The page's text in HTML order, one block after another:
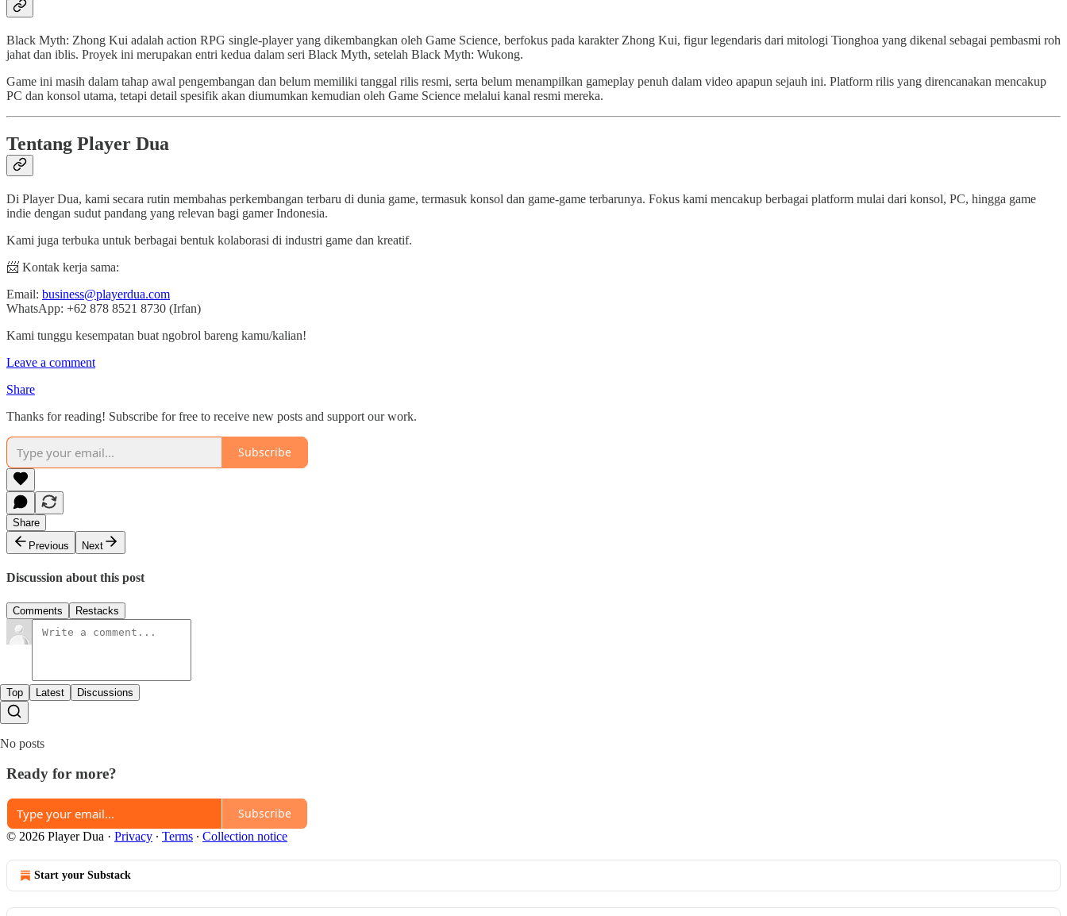
Black Myth: Zhong Kui adalah action RPG single-player yang dikembangkan oleh Game Science, berfokus pada karakter Zhong Kui, figur legendaris dari mitologi Tionghoa yang dikenal sebagai pembasmi roh
jahat dan iblis. Proyek ini merupakan entri kedua dalam seri Black Myth, setelah Black Myth: Wukong.
Game ini masih dalam tahap awal pengembangan dan belum memiliki tanggal rilis resmi, serta belum menampilkan gameplay penuh dalam video apapun sejauh ini. Platform rilis yang direncanakan mencakup
PC dan konsol utama, tetapi detail spesifik akan diumumkan kemudian oleh Game Science melalui kanal resmi mereka.
Tentang Player Dua
Di Player Dua, kami secara rutin membahas perkembangan terbaru di dunia game, termasuk konsol dan game-game terbarunya. Fokus kami mencakup berbagai platform mulai dari konsol, PC, hingga game
indie dengan sudut pandang yang relevan bagi gamer Indonesia.
Kami juga terbuka untuk berbagai bentuk kolaborasi di industri game dan kreatif.
📨 Kontak kerja sama:
Email: business@playerdua.com
WhatsApp: +62 878 8521 8730 (Irfan)
Kami tunggu kesempatan buat ngobrol bareng kamu/kalian!
Leave a comment
Share
Thanks for reading! Subscribe for free to receive new posts and support our work.
Subscribe
Share
Previous
Next
Discussion about this post
Comments Restacks
Top Latest Discussions
No posts
Ready for more?
Subscribe
© 2026 Player Dua · Privacy ∙ Terms ∙ Collection notice
Start your Substack